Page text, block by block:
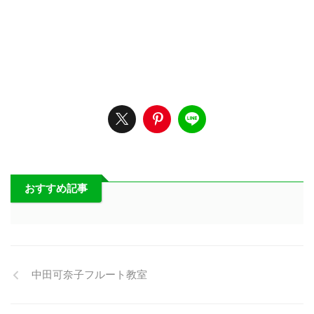
おすすめ記事
中田可奈子フルート教室